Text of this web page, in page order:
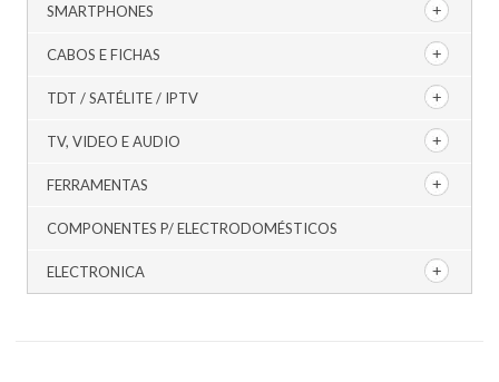
SMARTPHONES
CABOS E FICHAS
TDT / SATÉLITE / IPTV
TV, VIDEO E AUDIO
FERRAMENTAS
COMPONENTES P/ ELECTRODOMÉSTICOS
ELECTRONICA